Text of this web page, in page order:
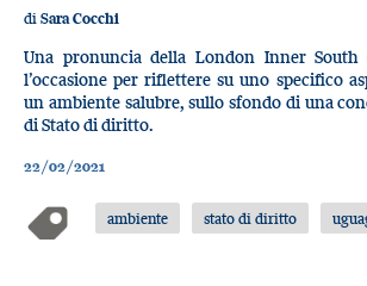
di Sara Cocchi
Una pronuncia della London Inner South
l’occasione per riflettere su uno specifico
un ambiente salubre, sullo sfondo di una
di Stato di diritto.
22/02/2021
ambiente stato di diritto